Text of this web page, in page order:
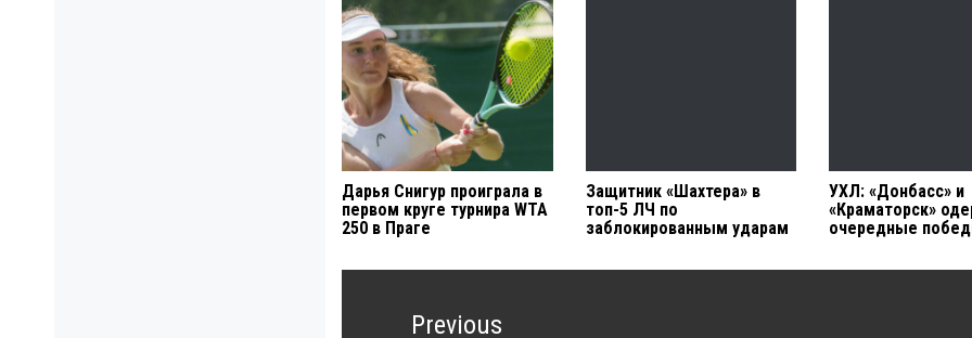
Дарья Снигур проиграла в
первом круге турнира WTA
250 в Праге
Защитник «Шахтера» в
топ-5 ЛЧ по
заблокированным ударам
УХЛ: «Донбасс» и
«Краматорск»
очередные
Навигация
Previous